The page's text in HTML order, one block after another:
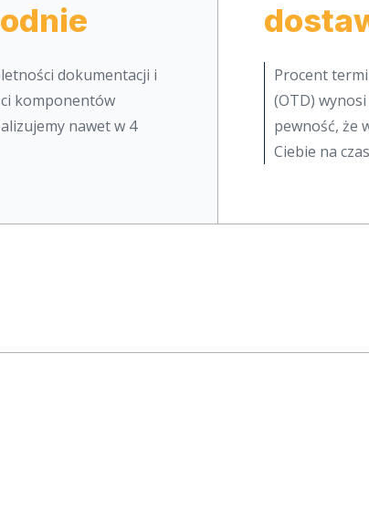
dokumentacji i
komponentów
nawet w 4
Procent
(OTD)
pewność, że
Ciebie na